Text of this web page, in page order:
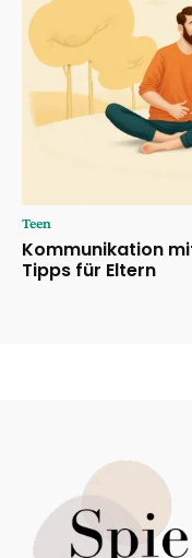
Teen
Kommunikation
Tipps für Eltern